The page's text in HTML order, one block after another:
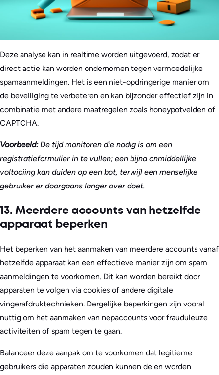
Deze analyse kan in realtime worden uitgevoerd, zodat er
direct actie kan worden ondernomen tegen vermoedelijke
spamaanmeldingen. Het is een niet-opdringerige manier om
de beveiliging te verbeteren en kan bijzonder effectief zijn in
combinatie met andere maatregelen zoals honeypotvelden of
CAPTCHA.
Voorbeeld: De tijd monitoren die nodig is om een
registratieformulier in te vullen; een bijna onmiddellijke
voltooiing kan duiden op een bot, terwijl een menselijke
gebruiker er doorgaans langer over doet.
13. Meerdere accounts van hetzelfde
apparaat beperken
Het beperken van het aanmaken van meerdere accounts vanaf
hetzelfde apparaat kan een effectieve manier zijn om spam
aanmeldingen te voorkomen. Dit kan worden bereikt door
apparaten te volgen via cookies of andere digitale
vingerafdruktechnieken. Dergelijke beperkingen zijn vooral
nuttig om het aanmaken van nepaccounts voor frauduleuze
activiteiten of spam tegen te gaan.
Balanceer deze aanpak om te voorkomen dat legitieme
gebruikers die apparaten zouden kunnen delen worden